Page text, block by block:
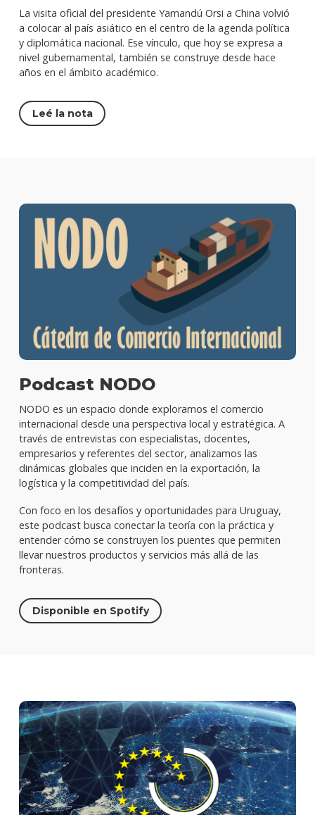
La visita oficial del presidente Yamandú Orsi a China volvió
a colocar al país asiático en el centro de la agenda política
y diplomática nacional. Ese vínculo, que hoy se expresa a
nivel gubernamental, también se construye desde hace
años en el ámbito académico.
Leé la nota
Podcast NODO
NODO es un espacio donde exploramos el comercio
internacional desde una perspectiva local y estratégica. A
través de entrevistas con especialistas, docentes,
empresarios y referentes del sector, analizamos las
dinámicas globales que inciden en la exportación, la
logística y la competitividad del país.
Con foco en los desafíos y oportunidades para Uruguay,
este podcast busca conectar la teoría con la práctica y
entender cómo se construyen los puentes que permiten
llevar nuestros productos y servicios más allá de las
fronteras.
Disponible en Spotify